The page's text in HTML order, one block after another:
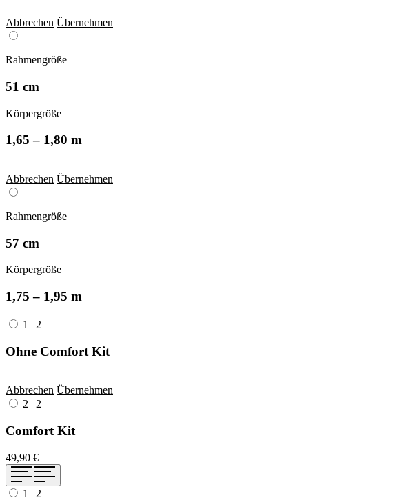
Abbrechen Übernehmen
Rahmengröße
51 cm
Körpergröße
1,65 – 1,80 m
Abbrechen Übernehmen
Rahmengröße
57 cm
Körpergröße
1,75 – 1,95 m
1 | 2
Ohne Comfort Kit
Abbrechen Übernehmen
2 | 2
Comfort Kit
49,90 €
1 | 2